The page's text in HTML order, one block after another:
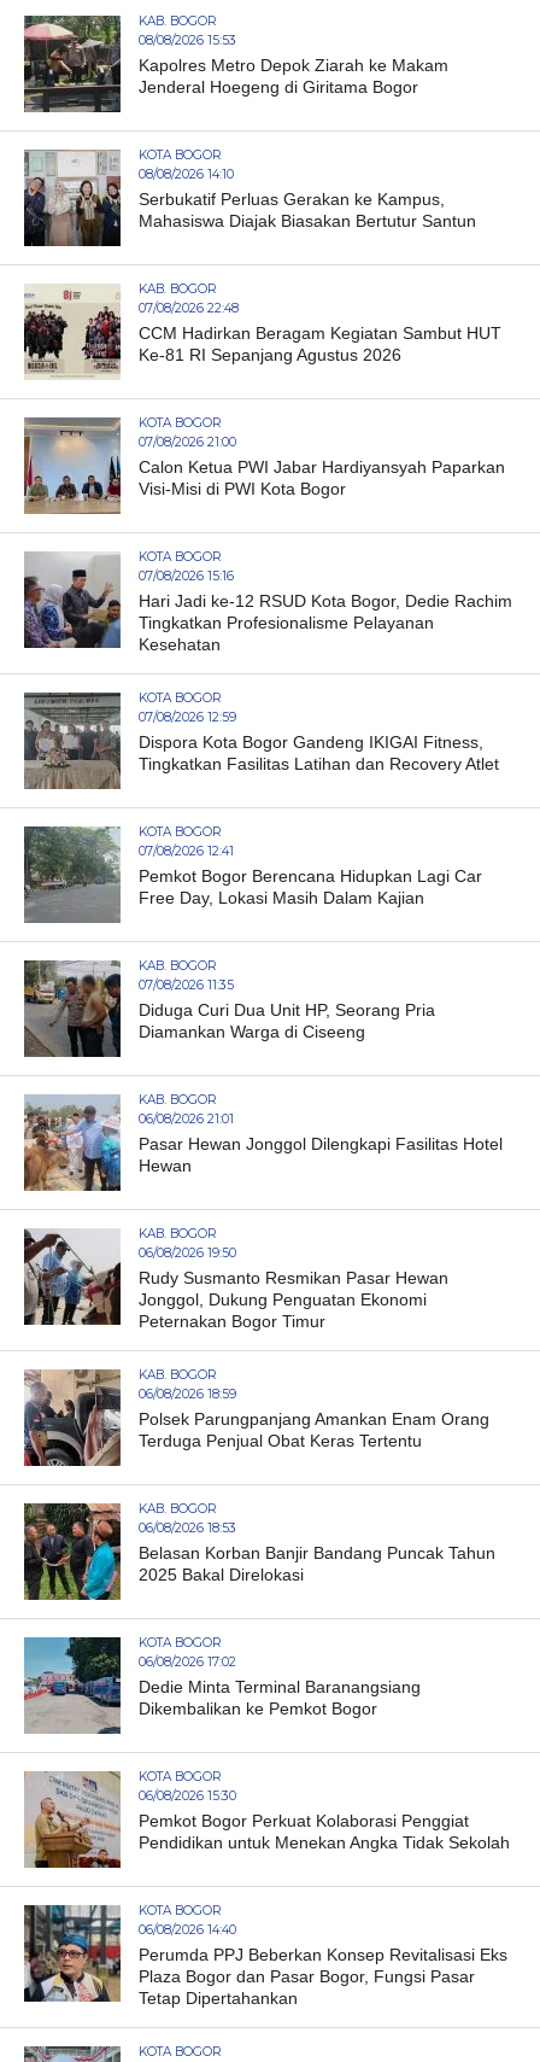
KAB. BOGOR
08/08/2026 15:53
Kapolres Metro Depok Ziarah ke Makam
Jenderal Hoegeng di Giritama Bogor
KOTA BOGOR
08/08/2026 14:10
Serbukatif Perluas Gerakan ke Kampus,
Mahasiswa Diajak Biasakan Bertutur Santun
KAB. BOGOR
07/08/2026 22:48
CCM Hadirkan Beragam Kegiatan Sambut HUT
Ke-81 RI Sepanjang Agustus 2026
KOTA BOGOR
07/08/2026 21:00
Calon Ketua PWI Jabar Hardiyansyah Paparkan
Visi-Misi di PWI Kota Bogor
KOTA BOGOR
07/08/2026 15:16
Hari Jadi ke-12 RSUD Kota Bogor, Dedie Rachim
Tingkatkan Profesionalisme Pelayanan
Kesehatan
KOTA BOGOR
07/08/2026 12:59
Dispora Kota Bogor Gandeng IKIGAI Fitness,
Tingkatkan Fasilitas Latihan dan Recovery Atlet
KOTA BOGOR
07/08/2026 12:41
Pemkot Bogor Berencana Hidupkan Lagi Car
Free Day, Lokasi Masih Dalam Kajian
KAB. BOGOR
07/08/2026 11:35
Diduga Curi Dua Unit HP, Seorang Pria
Diamankan Warga di Ciseeng
KAB. BOGOR
06/08/2026 21:01
Pasar Hewan Jonggol Dilengkapi Fasilitas Hotel
Hewan
KAB. BOGOR
06/08/2026 19:50
Rudy Susmanto Resmikan Pasar Hewan
Jonggol, Dukung Penguatan Ekonomi
Peternakan Bogor Timur
KAB. BOGOR
06/08/2026 18:59
Polsek Parungpanjang Amankan Enam Orang
Terduga Penjual Obat Keras Tertentu
KAB. BOGOR
06/08/2026 18:53
Belasan Korban Banjir Bandang Puncak Tahun
2025 Bakal Direlokasi
KOTA BOGOR
06/08/2026 17:02
Dedie Minta Terminal Baranangsiang
Dikembalikan ke Pemkot Bogor
KOTA BOGOR
06/08/2026 15:30
Pemkot Bogor Perkuat Kolaborasi Penggiat
Pendidikan untuk Menekan Angka Tidak Sekolah
KOTA BOGOR
06/08/2026 14:40
Perumda PPJ Beberkan Konsep Revitalisasi Eks
Plaza Bogor dan Pasar Bogor, Fungsi Pasar
Tetap Dipertahankan
KOTA BOGOR